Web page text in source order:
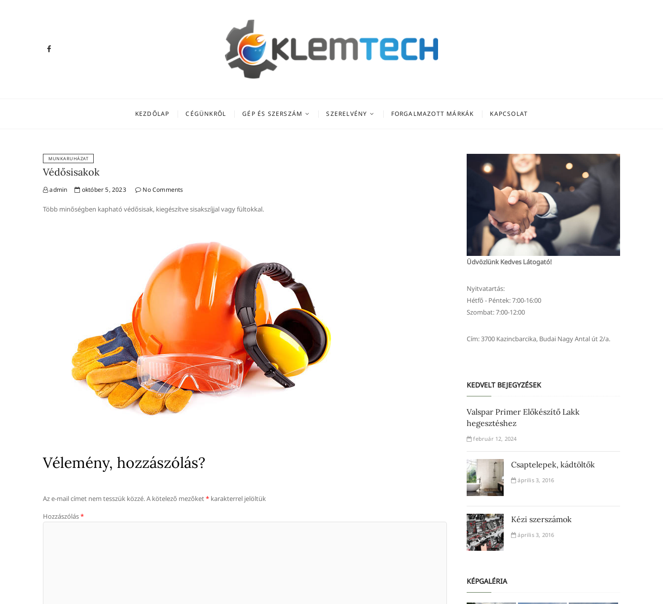
KEZDŐLAP CÉGÜNKRŐL GÉP ÉS SZERSZÁM SZERELVÉNY FORGALMAZOTT MÁRKÁK KAPCSOLAT
MUNKARUHÁZAT
Védősisakok
admin október 5, 2023 No Comments
Több minőségben kapható védősisak, kiegészítve sisakszíjjal vagy fültokkal.
Vélemény, hozzászólás?
Az e-mail címet nem tesszük közzé.A kötelező mezőket* karakterrel jelöltük
Hozzászólás*
Üdvözlünk Kedves Látogató!
Nyitvatartás:
Hétfő - Péntek: 7:00-16:00
Szombat: 7:00-12:00
Cím: 3700 Kazincbarcika, Budai Nagy Antal út 2/a.
KEDVELT BEJEGYZÉSEK
Valspar Primer Előkészítő Lakk
hegesztéshez
február 12, 2024
Csaptelepek, kádtöltők
április 3, 2016
Kézi szerszámok
április 3, 2016
KÉPGALÉRIA